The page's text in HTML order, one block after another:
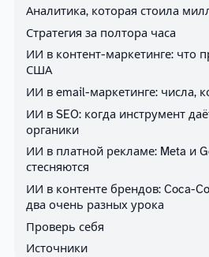
Аналитика, которая стоила
Стратегия за полтора часа
ИИ в контент-маркетинге: что
США
ИИ в email-маркетинге: числа,
ИИ в SEO: когда инструмент
органики
ИИ в платной рекламе: Meta и
стесняются
ИИ в контенте брендов: Coca-
два очень разных урока
Проверь себя
Источники